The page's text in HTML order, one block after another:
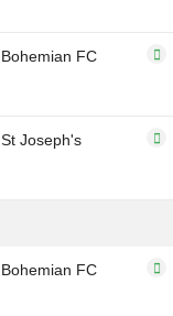
Bohemian FC
St Joseph's
Bohemian FC